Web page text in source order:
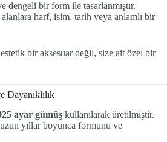
dengeli bir form ile tasarlanmıştır.
harf, isim, tarih veya anlamlı bir
bir aksesuar değil, size ait özel bir
Dayanıklılık
ayar gümüş kullanılarak üretilmiştir.
uzun yıllar boyunca formunu ve